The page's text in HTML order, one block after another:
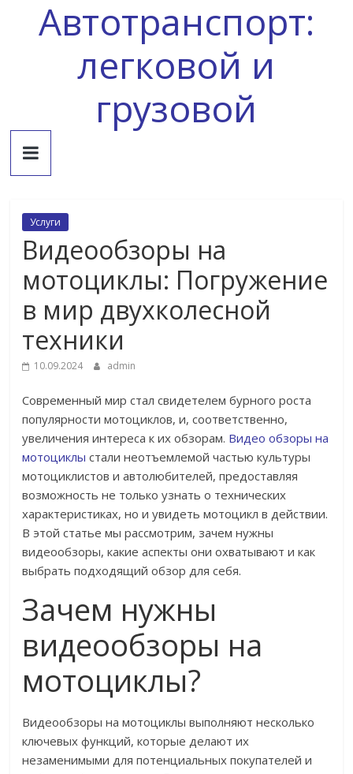
Автотранспорт:
легковой и
грузовой
Услуги
Видеообзоры на
мотоциклы: Погружение
в мир двухколесной
техники
10.09.2024 admin
Современный мир стал свидетелем бурного роста
популярности мотоциклов, и, соответственно,
увеличения интереса к их обзорам. Видео обзоры на
мотоциклы стали неотъемлемой частью культуры
мотоциклистов и автолюбителей, предоставляя
возможность не только узнать о технических
характеристиках, но и увидеть мотоцикл в действии.
В этой статье мы рассмотрим, зачем нужны
видеообзоры, какие аспекты они охватывают и как
выбрать подходящий обзор для себя.
Зачем нужны
видеообзоры на
мотоциклы?
Видеообзоры на мотоциклы выполняют несколько
ключевых функций, которые делают их
незаменимыми для потенциальных покупателей и